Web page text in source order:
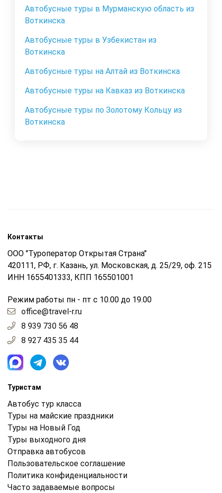
Автобусные туры в Мурманскую область из
Воткинска
Автобусные туры в Узбекистан из
Воткинска
Автобусные туры на Алтай из Воткинска
Автобусные туры на Кавказ из Воткинска
Автобусные туры по Золотому Кольцу из
Воткинска
Контакты
ООО "Туроператор Открытая Страна"
420111, РФ, г. Казань, ул. Московская, д. 25/29, оф. 215
ИНН 1655401333, КПП 165501001
Режим работы пн - пт с 10.00 до 19.00
office@travel-r.ru
8 939 730 56 48
8 927 435 35 44
Туристам
Автобус тур класса
Туры на майские праздники
Туры на Новый Год
Туры выходного дня
Отправка автобусов
Пользовательское соглашение
Политика конфиденциальности
Часто задаваемые вопросы